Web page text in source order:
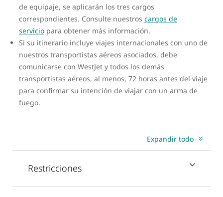
de equipaje, se aplicarán los tres cargos
correspondientes. Consulte nuestros cargos de
servicio para obtener más información.
Si su itinerario incluye viajes internacionales con uno de
nuestros transportistas aéreos asociados, debe
comunicarse con WestJet y todos los demás
transportistas aéreos, al menos, 72 horas antes del viaje
para confirmar su intención de viajar con un arma de
fuego.
Expandir todo
Restricciones